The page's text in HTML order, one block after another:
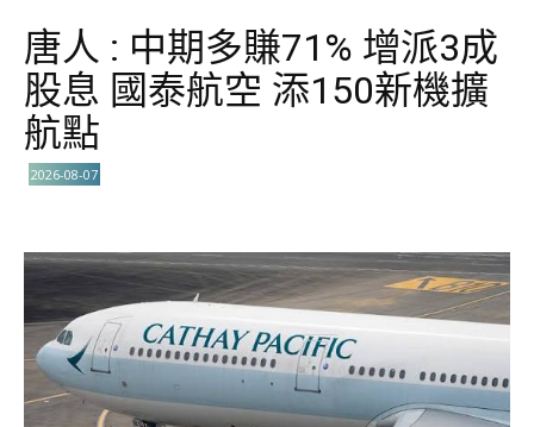
唐人 : 中期多賺71% 增派3成
股息 國泰航空 添150新機擴
航點
2026-08-07